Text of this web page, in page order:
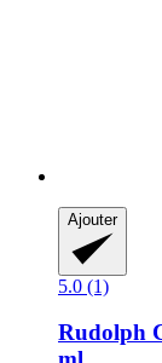
Ajouter
5.0 (1)
Rudolph